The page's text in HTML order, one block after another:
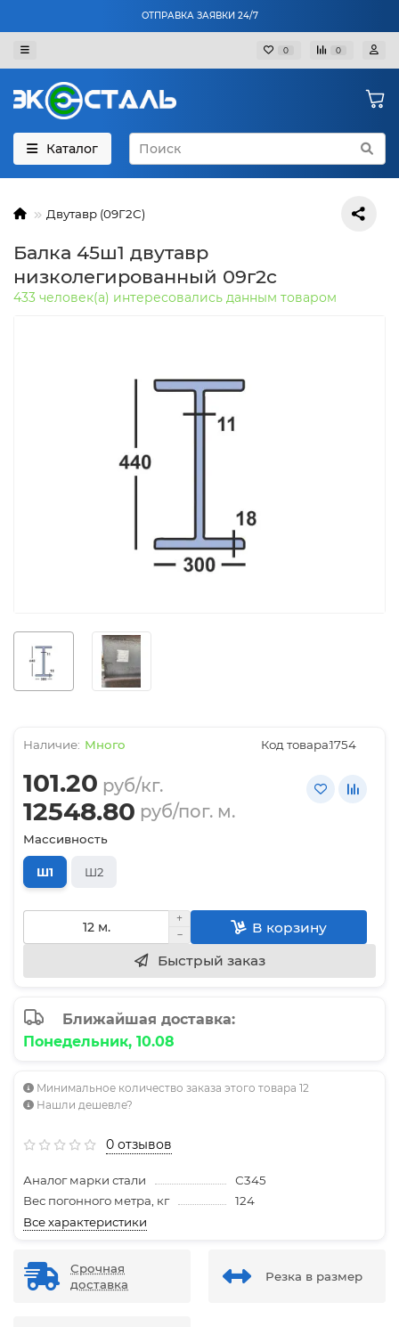
ОТПРАВКА ЗАЯВКИ 24/7
0 0
Каталог
Двутавр (09Г2С)
Балка 45ш1 двутавр
низколегированный 09г2с
433 человек(а) интересовались данным товаром
Много Код товара:1754
101.20 руб/кг.
12548.80 руб/пог. м.
Массивность
Ш1 Ш2
В корзину
Быстрый заказ
Ближайшая доставка:
Понедельник, 10.08
Минимальное количество заказа этого товара 12
Нашли дешевле?
0 отзывов
Аналог марки стали
С345
Вес погонного метра, кг
124
Все характеристики
Срочная
доставка
Резка в размер